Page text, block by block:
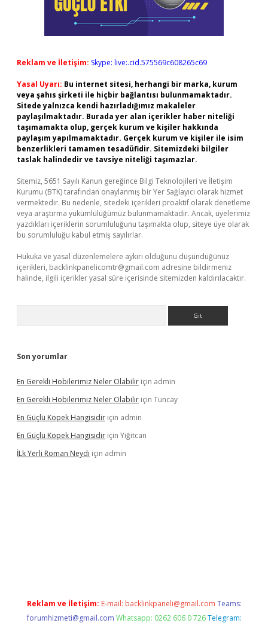
Reklam ve İletişim: Skype: live:.cid.575569c608265c69
Yasal Uyarı: Bu internet sitesi, herhangi bir marka, kurum
veya şahıs şirketi ile hiçbir bağlantısı bulunmamaktadır.
Sitede yalnızca kendi hazırladığımız makaleler
paylaşılmaktadır. Burada yer alan içerikler haber niteliği
taşımamakta olup, gerçek kurum ve kişiler hakkında
paylaşım yapılmamaktadır. Gerçek kurum ve kişiler ile isim
benzerlikleri tamamen tesadüfidir. Sitemizdeki bilgiler
taslak halindedir ve tavsiye niteliği taşımazlar.
Sitemiz, 5651 Sayılı Kanun gereğince Bilgi Teknolojileri ve İletişim
Kurumu (BTK) tarafından onaylanmış bir Yer Sağlayıcı olarak hizmet
vermektedir. Bu nedenle, sitedeki içerikleri proaktif olarak denetleme
veya araştırma yükümlülüğümüz bulunmamaktadır. Ancak, üyelerimiz
yazdıkları içeriklerin sorumluluğunu taşımakta olup, siteye üye olarak
bu sorumluluğu kabul etmiş sayılırlar.
Hukuka ve yasal düzenlemelere aykırı olduğunu düşündüğünüz
içerikleri, backlinkpanelicomtr@gmail.com adresine bildirmeniz
halinde, ilgili içerikler yasal süre içerisinde sitemizden kaldırılacaktır.
Son yorumlar
En Gerekli Hobilerimiz Neler Olabilir için admin
En Gerekli Hobilerimiz Neler Olabilir için Tuncay
En Güçlü Köpek Hangisidir için admin
En Güçlü Köpek Hangisidir için Yiğitcan
İLk Yerli Roman Neydi için admin
Reklam ve İletişim: E-mail: backlinkpaneli@gmail.com Teams:
forumhizmeti@gmail.com Whatsapp: 0262 606 0 726 Telegram: